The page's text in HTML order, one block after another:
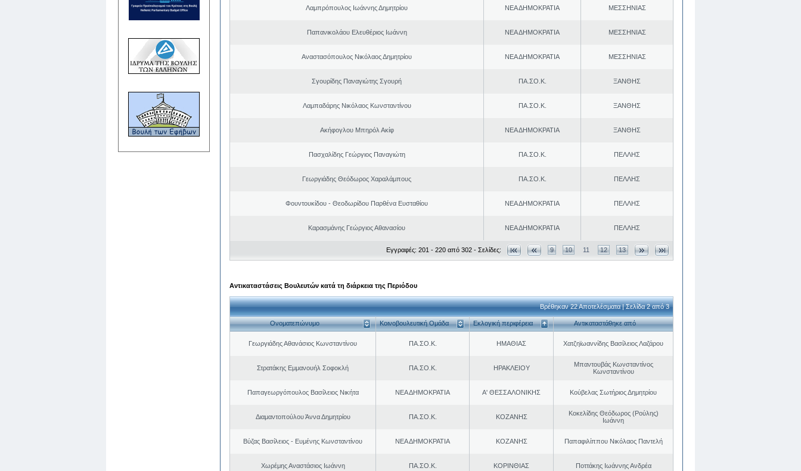
Λαμπρόπουλος Ιωάννης Δημητρίου ΝΕΑ ΔΗΜΟΚΡΑΤΙΑ ΜΕΣΣΗΝΙΑΣ
Παπανικολάου Ελευθέριος Ιωάννη ΝΕΑ ΔΗΜΟΚΡΑΤΙΑ ΜΕΣΣΗΝΙΑΣ
Αναστασόπουλος Νικόλαος Δημητρίου ΝΕΑ ΔΗΜΟΚΡΑΤΙΑ ΜΕΣΣΗΝΙΑΣ
Σγουρίδης Παναγιώτης Σγουρή ΠΑ.ΣΟ.Κ. ΞΑΝΘΗΣ
Λαμπαδάρης Νικόλαος Κωνσταντίνου ΠΑ.ΣΟ.Κ. ΞΑΝΘΗΣ
Ακήφογλου Μπηρόλ Ακίφ ΝΕΑ ΔΗΜΟΚΡΑΤΙΑ ΞΑΝΘΗΣ
Πασχαλίδης Γεώργιος Παναγιώτη ΠΑ.ΣΟ.Κ. ΠΕΛΛΗΣ
Γεωργιάδης Θεόδωρος Χαραλάμπους ΠΑ.ΣΟ.Κ. ΠΕΛΛΗΣ
Φουντουκίδου - Θεοδωρίδου Παρθένα Ευσταθίου ΝΕΑ ΔΗΜΟΚΡΑΤΙΑ ΠΕΛΛΗΣ
Καρασμάνης Γεώργιος Αθανασίου ΝΕΑ ΔΗΜΟΚΡΑΤΙΑ ΠΕΛΛΗΣ
Εγγραφές: 201 - 220 από 302 - Σελίδες: 9 10 11 12 13
Αντικαταστάσεις Βουλευτών κατά τη διάρκεια της Περιόδου
Βρέθηκαν 22 Αποτελέσματα | Σελίδα 2 από 3
Ονοματεπώνυμο Κοινοβουλευτική Ομάδα Εκλογική περιφέρεια Αντικαταστάθηκε από
Γεωργιάδης Αθανάσιος Κωνσταντίνου ΠΑ.ΣΟ.Κ. ΗΜΑΘΙΑΣ Χατζηϊωαννίδης Βασίλειος Λαζάρου
Στρατάκης Εμμανουήλ Σοφοκλή ΠΑ.ΣΟ.Κ. ΗΡΑΚΛΕΙΟΥ
Μπαντουβάς Κωνσταντίνος
Κωνσταντίνου
Παπαγεωργόπουλος Βασίλειος Νικήτα ΝΕΑ ΔΗΜΟΚΡΑΤΙΑ Α' ΘΕΣΣΑΛΟΝΙΚΗΣ Κούβελας Σωτήριος Δημητρίου
Διαμαντοπούλου Άννα Δημητρίου ΠΑ.ΣΟ.Κ. ΚΟΖΑΝΗΣ
Κοκελίδης Θεόδωρος (Ρούλης)
Ιωάννη
Βύζας Βασίλειος - Ευμένης Κωνσταντίνου ΝΕΑ ΔΗΜΟΚΡΑΤΙΑ ΚΟΖΑΝΗΣ Παπαφιλίππου Νικόλαος Παντελή
Χωρέμης Αναστάσιος Ιωάννη ΠΑ.ΣΟ.Κ. ΚΟΡΙΝΘΙΑΣ Ποττάκης Ιωάννης Ανδρέα